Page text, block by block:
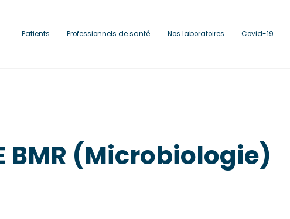
Patients Professionnels de santé Nos laboratoires Covid-19
BMR (Microbiologie)